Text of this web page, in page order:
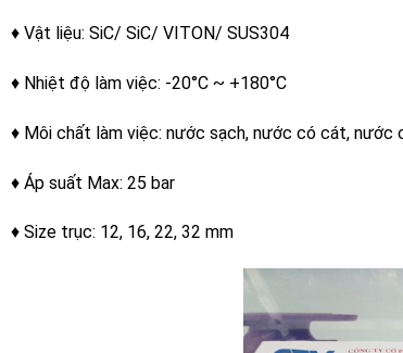
♦ Vật liệu: SiC/ SiC/ VITON/ SUS304
♦ Nhiệt độ làm việc: -20°C ~ +180°C
♦ Môi chất làm việc: nước sạch, nước có cát, nước
♦ Áp suất Max: 25 bar
♦ Size trục: 12, 16, 22, 32 mm